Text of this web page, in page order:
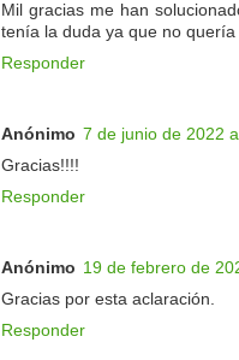
Mil gracias me han
tenía la duda ya que no
Responder
Anónimo 7 de junio de 2022
Gracias!!!!
Responder
Anónimo 19 de febrero de
Gracias por esta aclaración.
Responder